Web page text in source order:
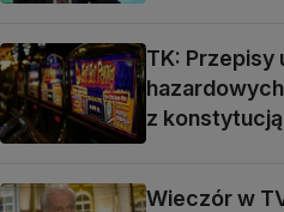
TK: Przepisy
z
Wieczór w